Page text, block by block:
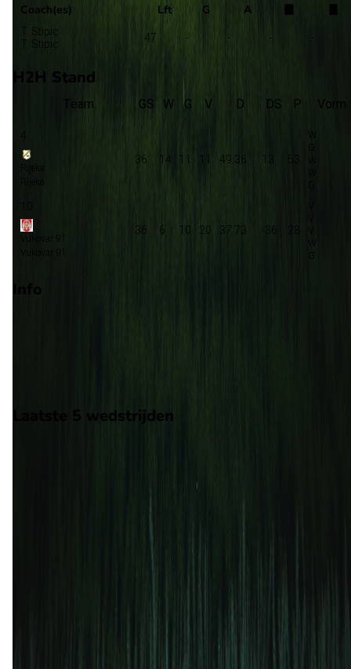
Coach(es) Lft G A
T. Stipic
T. Stipic
47 - - -
H2H Stand
Team GS W G V D DS P Vorm
36 14 11 49:36 13 53
Vukovar 91
36 6 10 20 37:73 -36
Info
Laatste 5 wedstrijden